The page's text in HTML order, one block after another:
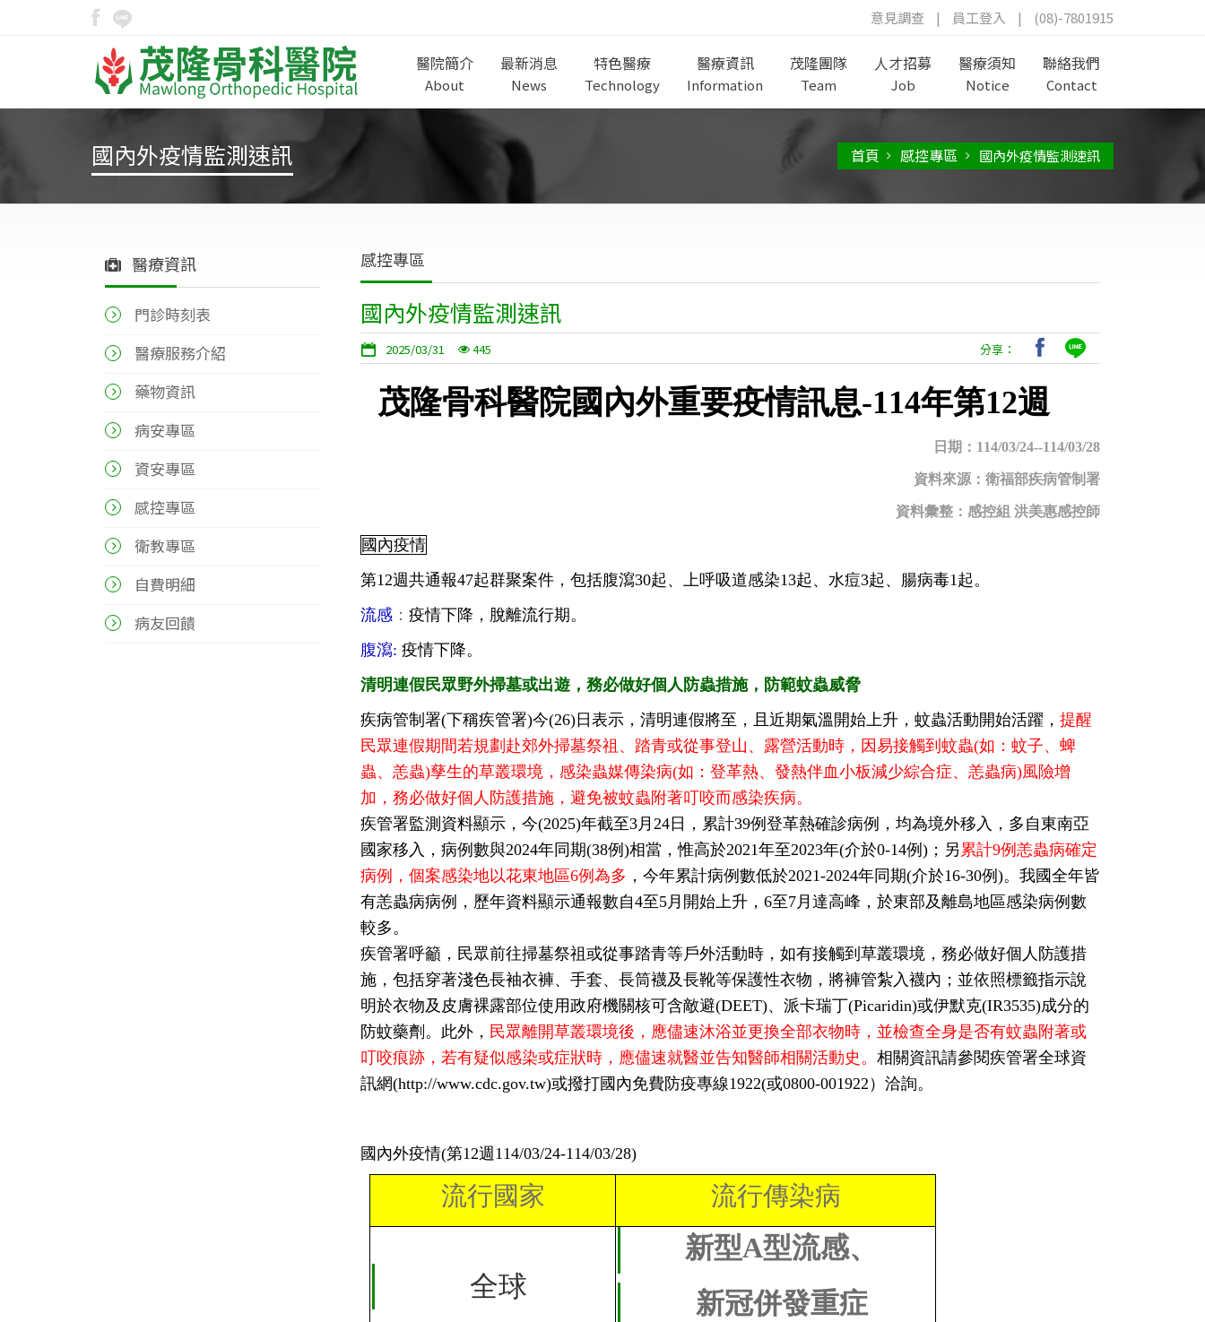
意見調查 | 員工登入 | (08)-7801915
醫院簡介
About
最新消息
News
特色醫療
Technology
醫療資訊
Information
茂隆團隊
Team
人才招募
Job
醫療須知
Notice
聯絡我們
Contact
國內外疫情監測速訊 首頁 感控專區 國內外疫情監測速訊
醫療資訊
門診時刻表
醫療服務介紹
藥物資訊
病安專區
資安專區
感控專區
衛教專區
自費明細
病友回饋
感控專區
國內外疫情監測速訊
2025/03/31 445 分享：
茂隆骨科醫院國內外重要疫情訊息-114年第12週
日期：114/03/24--114/03/28
資料來源：衛福部疾病管制署
資料彙整：感控組 洪美惠感控師
國內疫情
第12週共通報47起群聚案件，包括腹瀉30起、上呼吸道感染13起、水痘3起、腸病毒1起。
流感 ： 疫情下降，脫離流行期。
腹瀉: 疫情下降。
清明連假民眾野外掃墓或出遊，務必做好個人防蟲措施，防範蚊蟲威脅
疾病管制署(下稱疾管署)今(26)日表示，清明連假將至，且近期氣溫開始上升，蚊蟲活動開始活躍， 提醒
民眾連假期間若規劃赴郊外掃墓祭祖、踏青或從事登山、露營活動時，因易接觸到蚊蟲(如：蚊子、蜱
蟲、恙蟲)孳生的草叢環境，感染蟲媒傳染病(如：登革熱、發熱伴血小板減少綜合症、恙蟲病)風險增
加，務必做好個人防護措施，避免被蚊蟲附著叮咬而感染疾病。
疾管署監測資料顯示，今(2025)年截至3月24日，累計39例登革熱確診病例，均為境外移入，多自東南亞
國家移入，病例數與2024年同期(38例)相當，惟高於2021年至2023年(介於0-14例)；另 累計9例恙蟲病確定
病例，個案感染地以花東地區6例為多 ，今年累計病例數低於2021-2024年同期(介於16-30例)。我國全年皆
有恙蟲病病例，歷年資料顯示通報數自4至5月開始上升，6至7月達高峰，於東部及離島地區感染病例數
較多。
疾管署呼籲，民眾前往掃墓祭祖或從事踏青等戶外活動時，如有接觸到草叢環境，務必做好個人防護措
施，包括穿著淺色長袖衣褲、手套、長筒襪及長靴等保護性衣物，將褲管紮入襪內；並依照標籤指示說
明於衣物及皮膚裸露部位使用政府機關核可含敵避(DEET)、派卡瑞丁(Picaridin)或伊默克(IR3535)成分的
防蚊藥劑。此外， 民眾離開草叢環境後，應儘速沐浴並更換全部衣物時，並檢查全身是否有蚊蟲附著或
叮咬痕跡，若有疑似感染或症狀時，應儘速就醫並告知醫師相關活動史。 相關資訊請參閱疾管署全球資
訊網(http://www.cdc.gov.tw)或撥打國內免費防疫專線1922(或0800-001922）洽詢。
國內外疫情(第12週114/03/24-114/03/28)
流行國家 流行傳染病
全球
新型A型流感、
新冠併發重症